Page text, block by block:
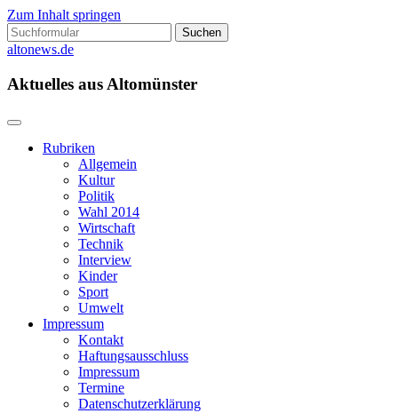
Zum Inhalt springen
Suchen
nach:
altonews.de
Aktuelles aus Altomünster
Rubriken
Allgemein
Kultur
Politik
Wahl 2014
Wirtschaft
Technik
Interview
Kinder
Sport
Umwelt
Impressum
Kontakt
Haftungsausschluss
Impressum
Termine
Datenschutzerklärung